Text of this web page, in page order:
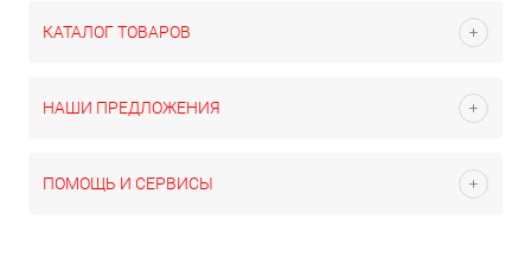
КАТАЛОГ ТОВАРОВ
НАШИ ПРЕДЛОЖЕНИЯ
ПОМОЩЬ И СЕРВИСЫ